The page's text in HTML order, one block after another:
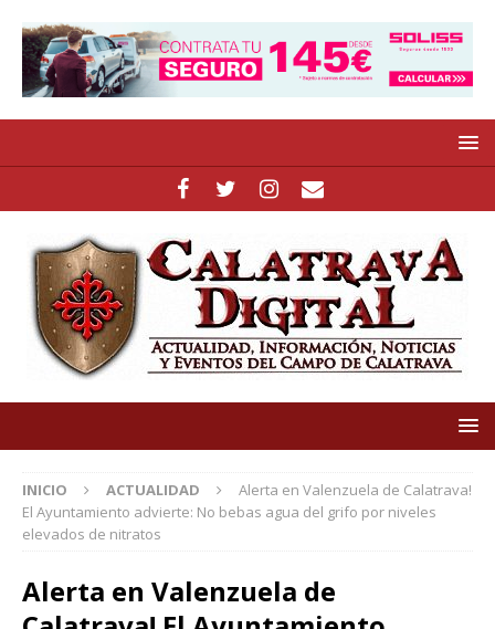
INICIO ACTUALIDAD
Alerta en Valenzuela de Calatrava!
El Ayuntamiento advierte: No bebas agua del grifo por niveles
elevados de nitratos
Alerta en Valenzuela de